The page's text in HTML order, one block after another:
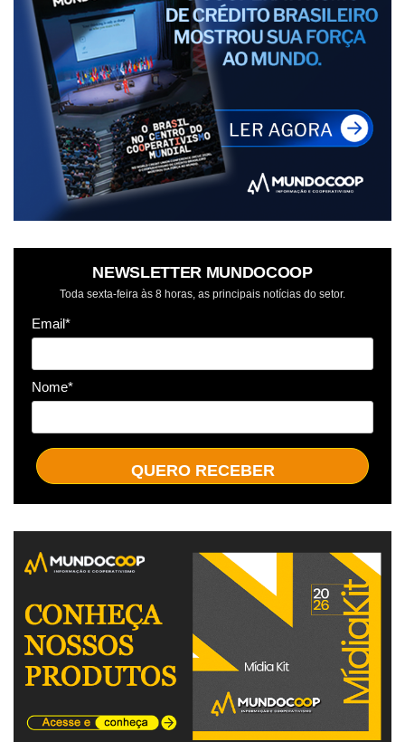
NEWSLETTER MUNDOCOOP
Toda sexta-feira às 8 horas, as principais notícias do setor.
Email*
Nome*
QUERO RECEBER